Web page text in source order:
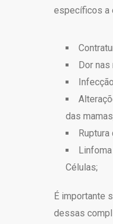
específicos a
Dor nas
das
Células;
É importante
dessas